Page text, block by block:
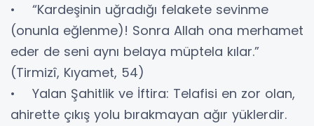
• “Kardeşinin uğradığı felakete sevinme
(onunla eğlenme)! Sonra Allah ona merhamet
eder de seni aynı belaya müptela kılar.”
(Tirmizî, Kıyamet, 54)
• Yalan Şahitlik ve İftira: Telafisi en zor olan,
ahirette çıkış yolu bırakmayan ağır yüklerdir.